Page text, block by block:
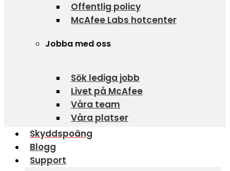
Offentlig policy
McAfee Labs hotcenter
Jobba med oss
Sök lediga jobb
Livet på McAfee
Våra team
Våra platser
Skyddspoäng
Blogg
Support